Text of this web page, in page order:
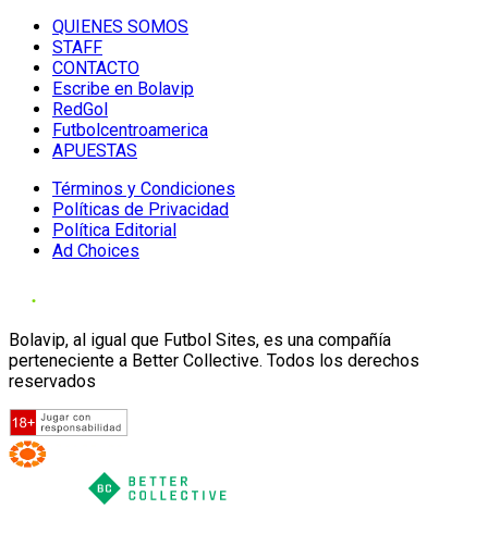
QUIENES SOMOS
STAFF
CONTACTO
Escribe en Bolavip
RedGol
Futbolcentroamerica
APUESTAS
Términos y Condiciones
Políticas de Privacidad
Política Editorial
Ad Choices
Bolavip, al igual que Futbol Sites, es una compañía
perteneciente a Better Collective. Todos los derechos
reservados